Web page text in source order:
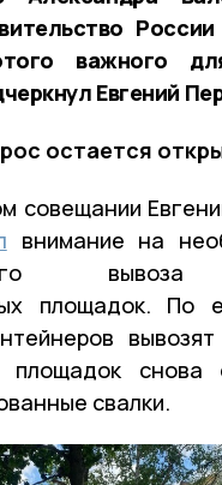
важного
Евгений
остается
совещании
внимание на
площадок. По
вывозят
снова
свалки.